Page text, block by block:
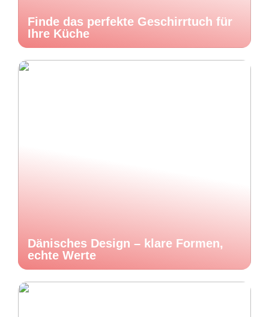
Finde das perfekte Geschirrtuch für
Ihre Küche
Dänisches Design – klare Formen,
echte Werte